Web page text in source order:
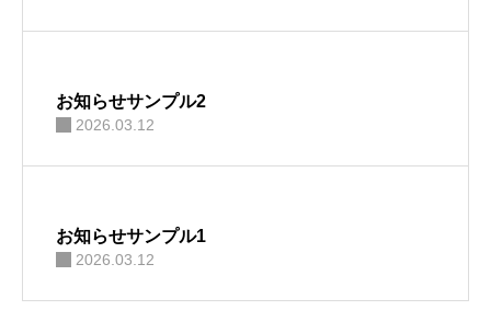
お知らせサンプル2
2026.03.12
お知らせサンプル1
2026.03.12